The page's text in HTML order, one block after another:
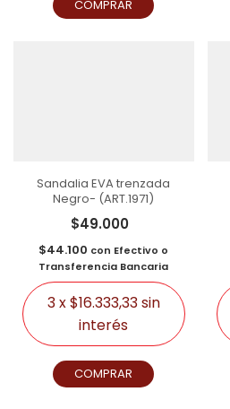
COMPRAR
Sandalia EVA trenzada
Negro- (ART.1971)
$49.000
$44.100 con Efectivo o
Transferencia Bancaria
3x$16.333,33sin
interés
COMPRAR